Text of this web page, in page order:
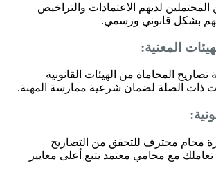
لديهم الاعتمادات والتراخيص
بشكل قانوني ورسمي.
المعنية:
المحاماة من الهيئات القانونية
ذات الصلة لضمان شرعية ممارسة المهنة.
محام محترف للتحقق من التصاريح
مع محامي معتمد يتبع أعلى معايير